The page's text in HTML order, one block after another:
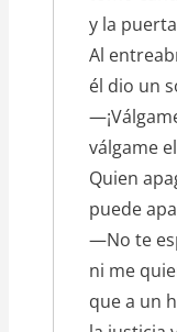
y la
Al
él dio un
válgame
Quien
puede
—No te
ni me
que a un